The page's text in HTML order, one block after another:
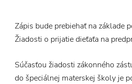
Zápis bude prebiehať na základe
Žiadosti o prijatie dieťaťa na
Súčasťou žiadosti zákonného
do špeciálnej materskej školy je